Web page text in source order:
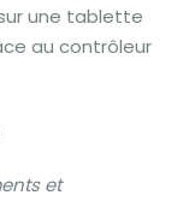
une tablette
au contrôleur
et